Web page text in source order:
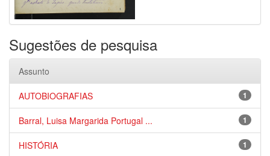
Sugestões de pesquisa
Assunto
1
AUTOBIOGRAFIAS
1
Barral, Luisa Margarida Portugal ...
1
HISTÓRIA